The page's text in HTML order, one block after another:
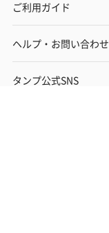
ご利用ガイド
ヘルプ・お問い合わせ
タンプ公式SNS